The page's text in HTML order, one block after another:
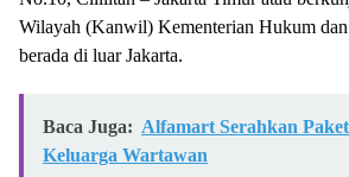
Wilayah (Kanwil) Kementerian Hukum
berada di luar Jakarta.
Baca Juga: Alfamart Serahkan
Keluarga Wartawan